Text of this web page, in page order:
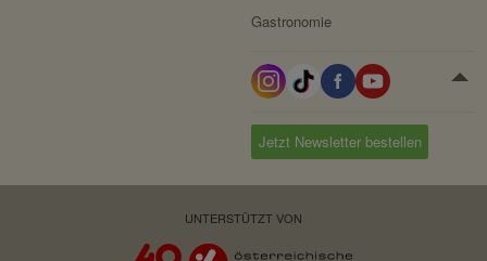
Gastronomie
Jetzt Newsletter bestellen
UNTERSTÜTZT VON